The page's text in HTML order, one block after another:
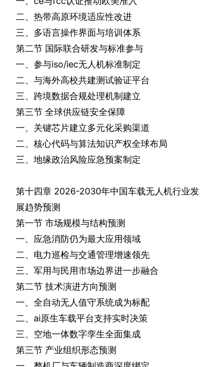
二、热带高原环境适应性改进
三、多语言操作界面与培训体系
第二节 国际联合研发与标准参与
一、参与iso/iec无人机标准制定
二、与海外高校共建测试验证平台
三、跨境数据合规处理机制建立
第三节 全球供应链安全保障
一、关键芯片建立多元化采购渠道
二、核心代码与算法知识产权全球布局
三、地缘政治风险应急预案制定
第十四章 2026-2030年中国车载无人机行业发
展趋势预测
第一节 市场规模与结构预测
一、应急消防仍为最大应用领域
二、电力巡检与交通管理增速领先
三、军用与民用市场边界进一步融合
第二节 技术演进方向预测
一、全自动无人值守系统成为标配
二、 ai原生车载平台支持实时决策
三、空地一体数字孪生全面集成
第三节 产业组织形态预测